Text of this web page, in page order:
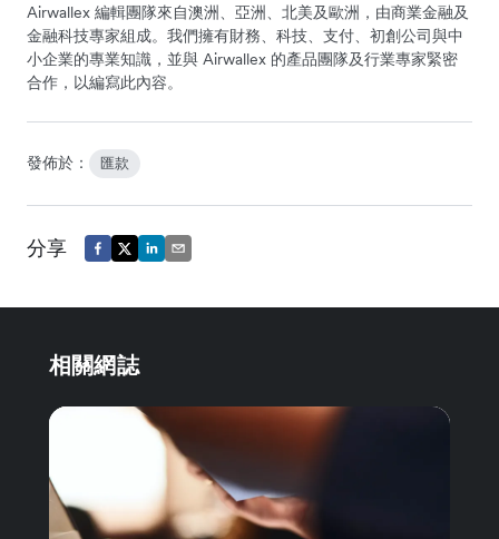
Airwallex 編輯團隊來自澳洲、亞洲、北美及歐洲，由商業金融及
金融科技專家組成。我們擁有財務、科技、支付、初創公司與中
小企業的專業知識，並與 Airwallex 的產品團隊及行業專家緊密
合作，以編寫此內容。
發佈於： 匯款
分享
相關網誌